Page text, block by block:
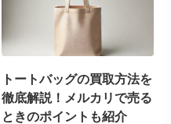
トートバッグの買取方法を
徹底解説！メルカリで売る
ときのポイントも紹介